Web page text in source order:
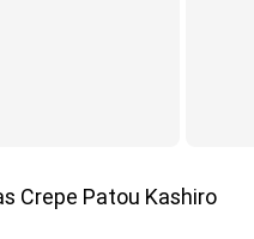
Crepe Patou Kashiro